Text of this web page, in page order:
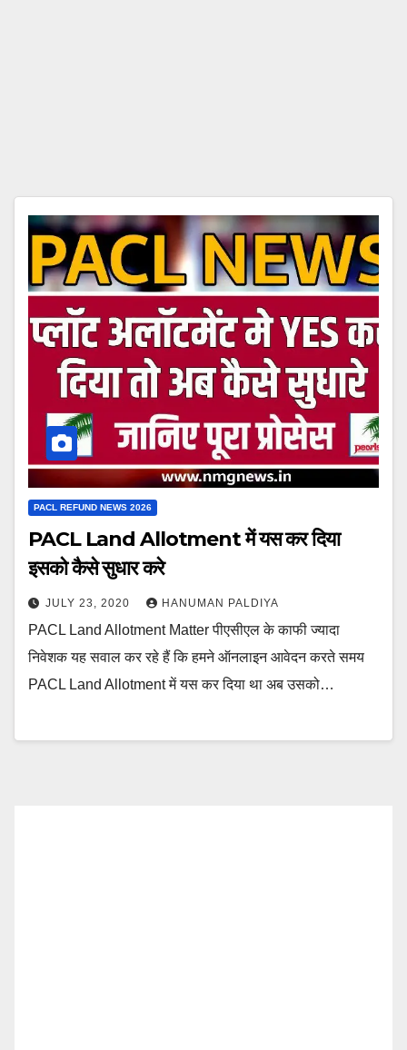
PACL REFUND NEWS 2026
PACL Land Allotment में यस कर दिया
इसको कैसे सुधार करे
JULY 23, 2020 HANUMAN PALDIYA
PACL Land Allotment Matter पीएसीएल के काफी ज्यादा
निवेशक यह सवाल कर रहे हैं कि हमने ऑनलाइन आवेदन करते समय
PACL Land Allotment में यस कर दिया था अब उसको…